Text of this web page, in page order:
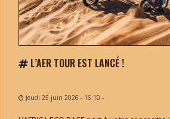
L’AER TOUR EST LANCÉ !
Jeudi 25 juin 2026 - 16:10 -